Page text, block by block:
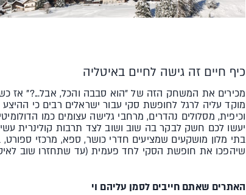
כיף חיים זה גישה לחיים באיטליה
מכירים את המשחק הזה של "הוא סבבה והכל, אבל...?" אז
מוקד עליה לרגל לחופשת סקי עבור ישראלים רבים כי
וכיפית, מסלולים נהדרים, מרחבי גלישה עצומים כמו
יעשו לכם חשק לבקר בה שוב ושוב לצד תרבות קולינרית
בתי מלון מושקעים שמציעים חדרי כושר, ספא, מרכזי
שיהפכו את חופשת הסקי לחד פעמית (עד שתחזרו שוב
האתרים שאתם חייבים לסמן עליהם וי